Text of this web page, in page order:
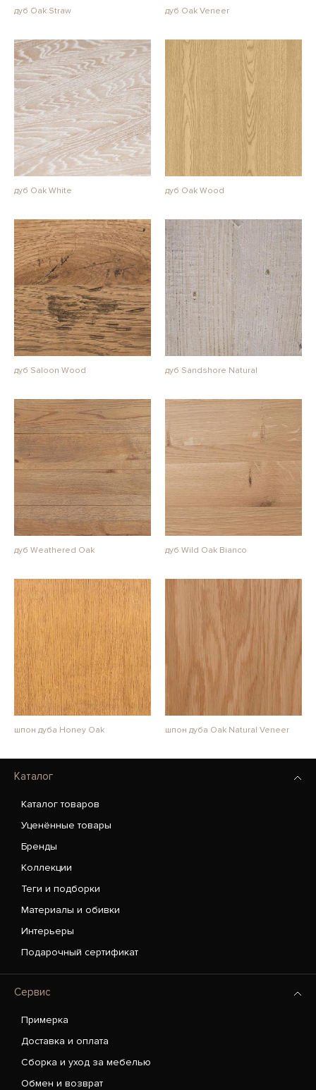
дуб Oak Straw дуб Oak Veneer
дуб Oak White дуб Oak Wood
дуб Saloon Wood дуб Sandshore Natural
дуб Weathered Oak дуб Wild Oak Bianco
шпон дуба Honey Oak шпон дуба Oak Natural Veneer
Каталог
Каталог товаров
Уценённые товары
Бренды
Коллекции
Теги и подборки
Материалы и обивки
Интерьеры
Подарочный сертификат
Сервис
Примерка
Доставка и оплата
Сборка и уход за мебелью
Обмен и возврат